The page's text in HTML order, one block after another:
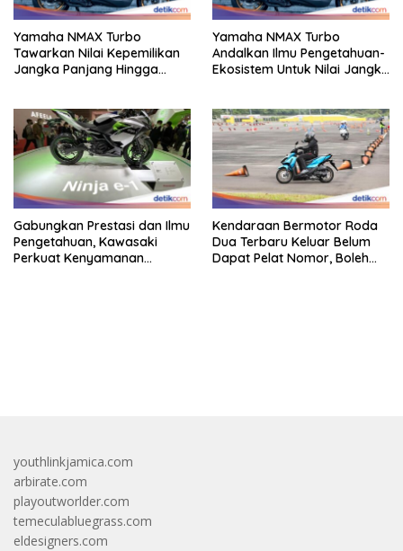
Yamaha NMAX Turbo
Tawarkan Nilai Kepemilikan
Jangka Panjang Hingga
Yamaha NMAX Turbo
Andalkan Ilmu Pengetahuan-
Ekosistem Untuk Nilai Jangka
Gabungkan Prestasi dan Ilmu
Pengetahuan, Kawasaki
Perkuat Kenyamanan
Kendaraan Bermotor Roda
Dua Terbaru Keluar Belum
Dapat Pelat Nomor, Boleh
youthlinkjamica.com
arbirate.com
playoutworlder.com
temeculabluegrass.com
eldesigners.com